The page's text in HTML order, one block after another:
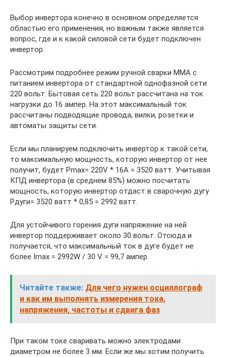
Выбор инвертора конечно в основном определяется
областью его применения, но важным также является
вопрос, где и к какой силовой сети будет подключен
инвертор.
Рассмотрим подробнее режим ручной сварки ММА с
питанием инвертора от стандартной однофазной сети
220 вольт. Бытовая сеть 220 вольт рассчитана на ток
нагрузки до 16 ампер. На этот максимальный ток
рассчитаны подводящие провода, вилки, розетки и
автоматы защиты сети.
Если мы планируем подключить инвертор к такой сети,
то максимальную мощность, которую инвертор от нее
получит, будет Pmax= 220V * 16A = 3520 ватт. Учитывая
КПД инвертора (в среднем 85%) можно посчитать
мощность, которую инвертор отдаст в сварочную дугу
Pдуги= 3520 ватт * 0,85 = 2992 ватт.
Для устойчивого горения дуги напряжение на ней
инвертор поддерживает около 30 вольт. Отсюда и
получается, что максимальный ток в дуге будет не
более Imax = 2992W / 30 V = 99,7 ампер.
Читайте также: Для чего нужен осциллограф
и как им выполнять измерения тока,
напряжения, частоты и сдвига фаз
При таком токе сваривать можно электродами
диаметром не более 3 мм. Если же мы хотим получить